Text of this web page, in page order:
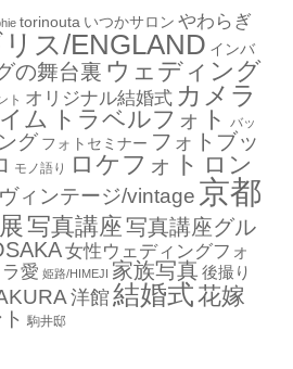
torinouta いつかサロン やわらぎ
ス/ENGLAND インバ
の舞台裏 ウェディング
ト オリジナル結婚式 カメラ
ム トラベルフォト
バッ
グ フォトセミナー フォトブッ
モノ語り ロケフォト ロン
ヴィンテージ/vintage 京都
写真講座写真講座グル
女性ウェディングフォ
愛 姫路/HIMEJI 家族写真 後撮り
洋館 結婚式花嫁
駒井邸